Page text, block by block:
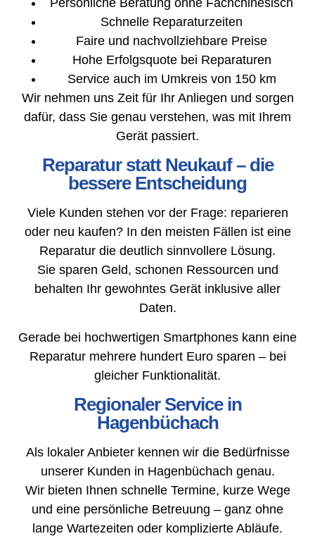
Schnelle Reparaturzeiten
Faire und nachvollziehbare Preise
Hohe Erfolgsquote bei Reparaturen
Service auch im Umkreis von 150 km
Wir nehmen uns Zeit für Ihr Anliegen und sorgen
dafür, dass Sie genau verstehen, was mit Ihrem
Gerät passiert.
Reparatur statt Neukauf – die
bessere Entscheidung
Viele Kunden stehen vor der Frage: reparieren
oder neu kaufen? In den meisten Fällen ist eine
Reparatur die deutlich sinnvollere Lösung.
Sie sparen Geld, schonen Ressourcen und
behalten Ihr gewohntes Gerät inklusive aller
Daten.
Gerade bei hochwertigen Smartphones kann eine
Reparatur mehrere hundert Euro sparen – bei
gleicher Funktionalität.
Regionaler Service in
Hagenbüchach
Als lokaler Anbieter kennen wir die Bedürfnisse
unserer Kunden in Hagenbüchach genau.
Wir bieten Ihnen schnelle Termine, kurze Wege
und eine persönliche Betreuung – ganz ohne
lange Wartezeiten oder komplizierte Abläufe.